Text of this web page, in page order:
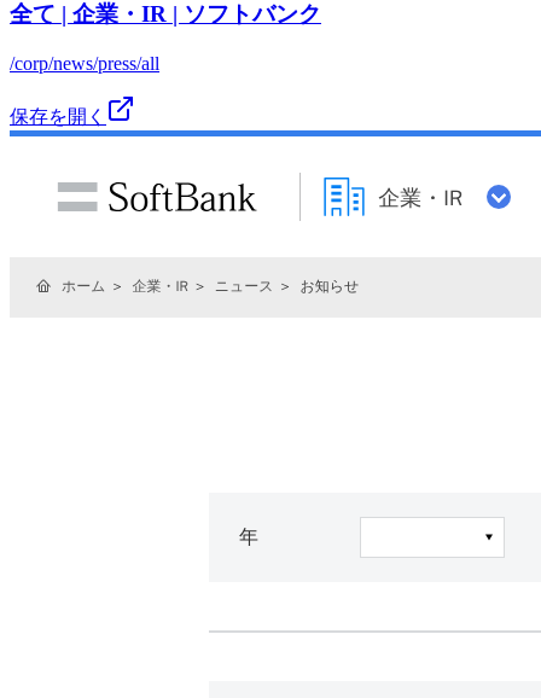
全て | 企業・IR | ソフトバンク
/corp/news/press/all
保存を開く